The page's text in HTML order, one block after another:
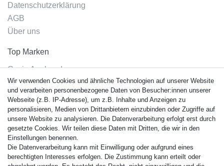
Datenschutzerklärung
AGB
Über uns
Top Marken
Casio Armband
Festina Armband
Citizen Armband
M. Lacroix Armband
J. Lemans Armband
Uhrenarmbänder - Alle
Sicherheit
Wir verwenden Cookies und ähnliche Technologien auf unserer Website
und verarbeiten personenbezogene Daten von Besucher:innen unserer
Webseite (z.B. IP-Adresse), um z.B. Inhalte und Anzeigen zu
personalisieren, Medien von Drittanbietern einzubinden oder Zugriffe auf
unsere Website zu analysieren. Die Datenverarbeitung erfolgt erst durch
gesetzte Cookies. Wir teilen diese Daten mit Dritten, die wir in den
Einstellungen benennen.
Die Datenverarbeitung kann mit Einwilligung oder aufgrund eines
berechtigten Interesses erfolgen. Die Zustimmung kann erteilt oder